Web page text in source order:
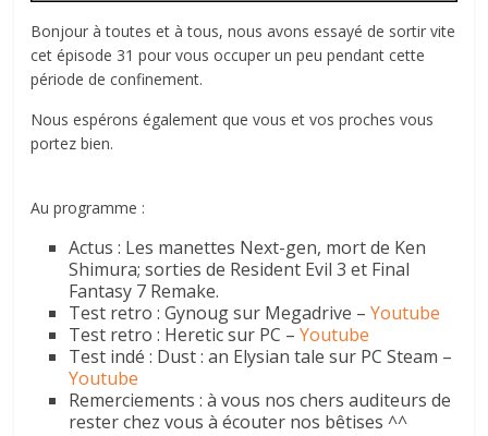
Bonjour à toutes et à tous, nous avons essayé de sortir vite
cet épisode 31 pour vous occuper un peu pendant cette
période de confinement.
Nous espérons également que vous et vos proches vous
portez bien.
Au programme :
Actus : Les manettes Next-gen, mort de Ken
Shimura; sorties de Resident Evil 3 et Final
Fantasy 7 Remake.
Test retro : Gynoug sur Megadrive –Youtube
Test retro : Heretic sur PC –Youtube
Test indé : Dust : an Elysian tale sur PC Steam –
Youtube
Remerciements : à vous nos chers auditeurs de
rester chez vous à écouter nos bêtises ^^